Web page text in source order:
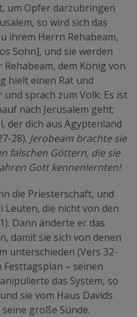
um Opfer darzubringen
so wird sich das
ihrem Herrn Rehabeam,
Sohn], und sie werden
dem König von
hielt einen Rat und
sprach zum Volk: Es ist
nach Jerusalem geht;
der dich aus Ägyptenland
28). Jerobeam brachte sie
falschen Göttern, die sie
Gott kennenlernten!
die Priesterschaft, und
Leuten, die nicht von den
Dann änderte er das
damit sie sich von denen
unterschieden (Vers 32-
Festtagsplan – seinen
das System, so
sie vom Haus Davids
große Sünde.